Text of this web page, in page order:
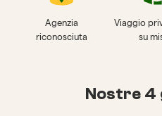
Agenzia
riconosciuta
Viaggio
su
Nostre 4